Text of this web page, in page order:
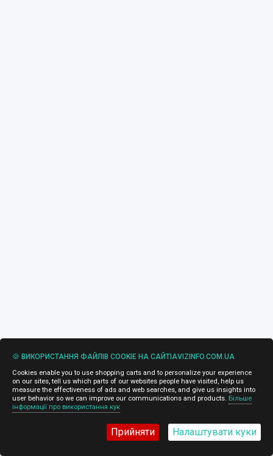
🍪 ВИКОРИСТАННЯ ФАЙЛІВ COOKIE НА САЙТІAVIZINFO.COM.UA
Cookies enable you to use shopping carts and to personalize your experience
on our sites, tell us which parts of our websites people have visited, help us
measure the effectiveness of ads and web searches, and give us insights into
user behavior so we can improve our communications and products. Більше
інформації про використання кук
Прийняти Налаштувати куки